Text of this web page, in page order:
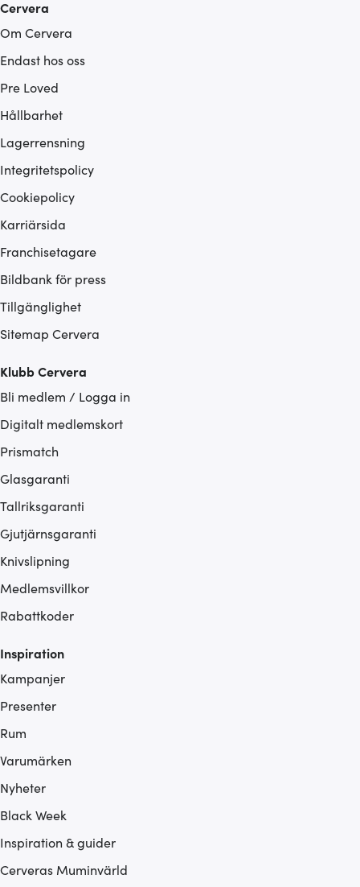
Cervera
Om Cervera
Endast hos oss
Pre Loved
Hållbarhet
Lagerrensning
Integritetspolicy
Cookiepolicy
Karriärsida
Franchisetagare
Bildbank för press
Tillgänglighet
Sitemap Cervera
Klubb Cervera
Bli medlem / Logga in
Digitalt medlemskort
Prismatch
Glasgaranti
Tallriksgaranti
Gjutjärnsgaranti
Knivslipning
Medlemsvillkor
Rabattkoder
Inspiration
Kampanjer
Presenter
Rum
Varumärken
Nyheter
Black Week
Inspiration & guider
Cerveras Muminvärld